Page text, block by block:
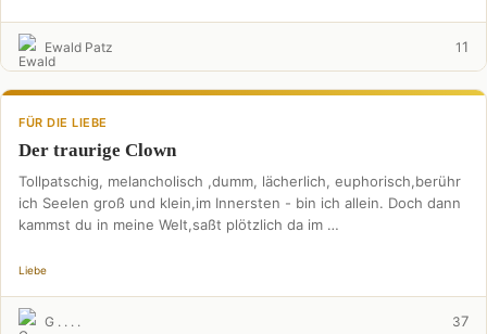
Ewald Patz 11
FÜR DIE LIEBE
Der traurige Clown
Tollpatschig, melancholisch ,dumm, lächerlich, euphorisch,berühr
ich Seelen groß und klein,im Innersten - bin ich allein. Doch dann
kammst du in meine Welt,saßt plötzlich da im …
Liebe
G . . . . 37